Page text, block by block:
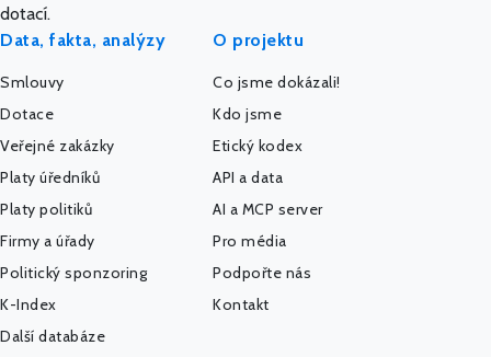
dotací.
Data, fakta, analýzy
Smlouvy
Dotace
Veřejné zakázky
Platy úředníků
Platy politiků
Firmy a úřady
Politický sponzoring
K-Index
Další databáze
O projektu
Co jsme dokázali!
Kdo jsme
Etický kodex
API a data
AI a MCP server
Pro média
Podpořte nás
Kontakt